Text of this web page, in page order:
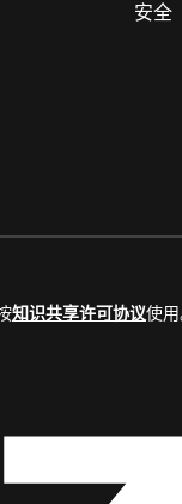
安全
知识共享许可协议使用